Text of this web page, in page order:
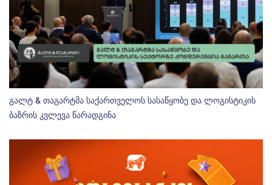
გალტ & თაგარტმა საქართველოს სასაწყობე და ლოგისტიკის
ბაზრის კვლევა წარადგინა